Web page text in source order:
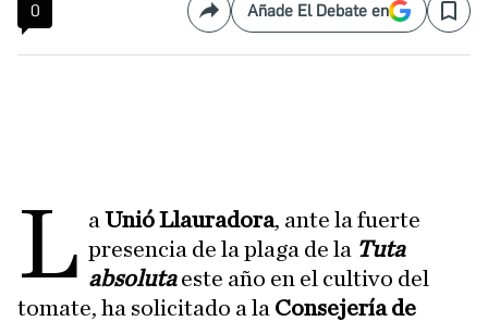
0 CompartirAñade El Debate en Save
L aUnió Llauradora, ante la fuerte
presencia de la plaga de la Tuta
absolutaeste año en el cultivo del
tomate, ha solicitado a la Consejería de